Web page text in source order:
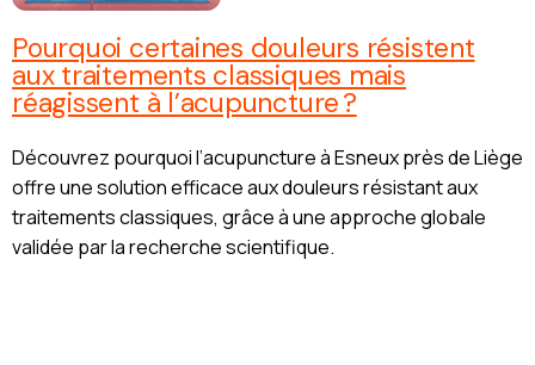
Pourquoi certaines douleurs résistent
aux traitements classiques mais
réagissent à l’acupuncture ?
Découvrez pourquoi l’acupuncture à Esneux près de Liège
offre une solution efficace aux douleurs résistant aux
traitements classiques, grâce à une approche globale
validée par la recherche scientifique.